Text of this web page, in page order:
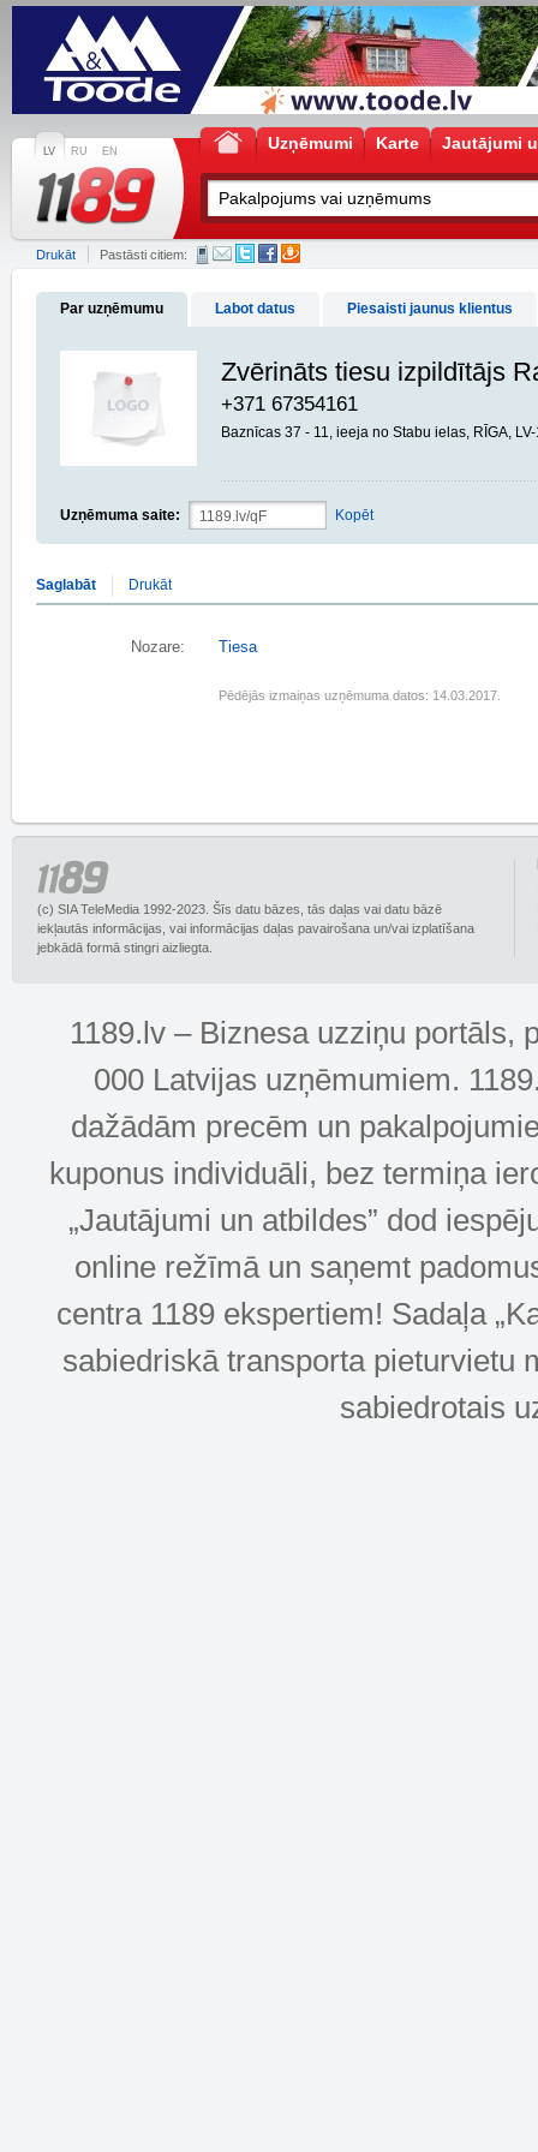
LV RU EN Uzņēmumi Karte Jautājumi
Drukāt Pastāsti citiem:
Par uzņēmumu Labot datus Piesaisti jaunus klientus
Zvērināts tiesu izpildītājs
+371 67354161
Baznīcas 37 - 11, ieeja no Stabu ielas, RĪGA,
Uzņēmuma saite: Kopēt
Saglabāt Drukāt
Nozare: Tiesa
Pēdējās izmaiņas uzņēmuma datos: 14.03.2017.
(c) SIA TeleMedia 1992-2023. Šīs datu bāzes, tās daļas vai datu bāzē
iekļautās informācijas, vai informācijas daļas pavairošana un/vai izplatīšana
jebkādā formā stingri aizliegta.
1189.lv – Biznesa uzziņu portāls,
000 Latvijas uzņēmumiem.
dažādām precēm un
kuponus individuāli, bez termiņa
„Jautājumi un atbildes” dod
online režīmā un saņemt
centra 1189 ekspertiem! Sadaļa
sabiedriskā transporta pieturvietu
sabiedrotais